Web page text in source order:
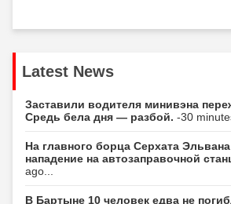
Latest News
Заставили водителя минивэна
Средь бела дня — разбой. -30
На главного борца Серхата
нападение на автозаправочной
ago...
В Бартыне 10 человек едва не